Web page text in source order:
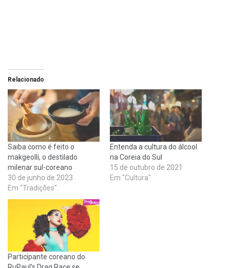
Relacionado
Saiba como é feito o
makgeolli, o destilado
milenar sul-coreano
30 de junho de 2023
Em "Tradições"
Entenda a cultura do álcool
na Coreia do Sul
15 de outubro de 2021
Em "Cultura"
Participante coreano do